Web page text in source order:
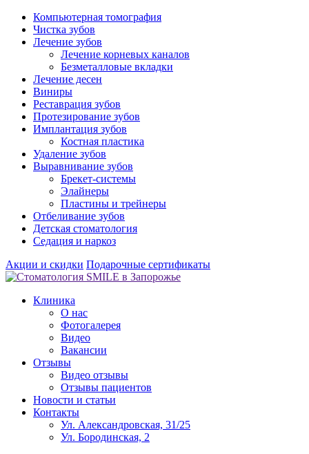
Компьютерная томография
Чистка зубов
Лечение зубов
Лечение корневых каналов
Безметалловые вкладки
Лечение десен
Виниры
Реставрация зубов
Протезирование зубов
Имплантация зубов
Костная пластика
Удаление зубов
Выравнивание зубов
Брекет-системы
Элайнеры
Пластины и трейнеры
Отбеливание зубов
Детская стоматология
Седация и наркоз
Акции и скидки Подарочные сертификаты
Клиника
О нас
Фотогалерея
Видео
Вакансии
Отзывы
Видео отзывы
Отзывы пациентов
Новости и статьи
Контакты
Ул. Александровская, 31/25
Ул. Бородинская, 2